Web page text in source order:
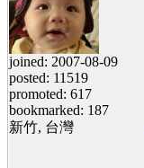
joined: 2007-08-09
posted: 11519
promoted: 617
bookmarked: 187
新竹, 台灣